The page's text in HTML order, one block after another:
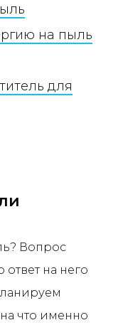
на пыль
для
Вопрос
ответ на него
что именно